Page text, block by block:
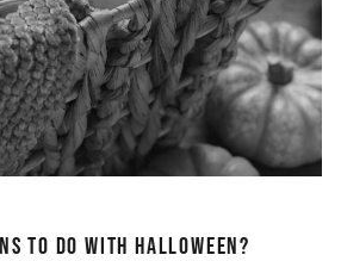
TO DO WITH HALLOWEEN?